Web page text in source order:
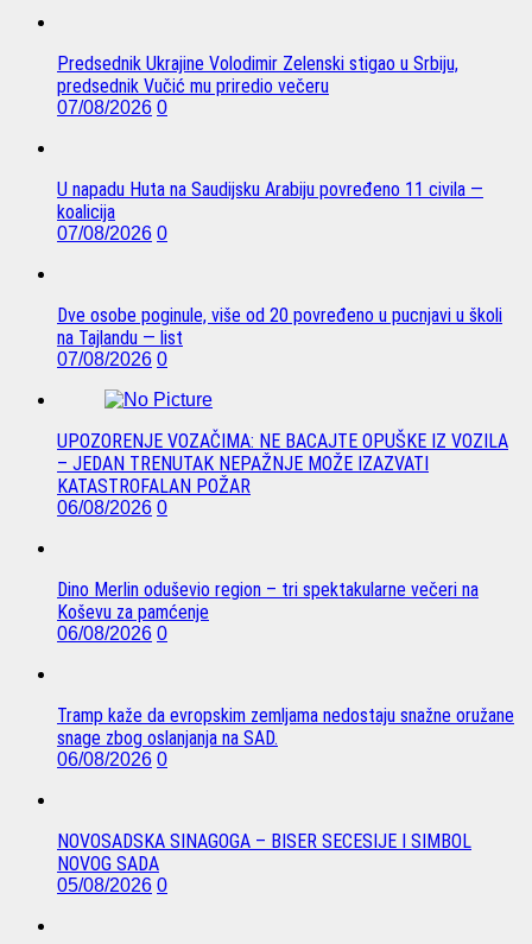
Predsednik Ukrajine Volodimir Zelenski stigao u Srbiju,
predsednik Vučić mu priredio večeru
07/08/2026 0
U napadu Huta na Saudijsku Arabiju povređeno 11 civila —
koalicija
07/08/2026 0
Dve osobe poginule, više od 20 povređeno u pucnjavi u školi
na Tajlandu — list
07/08/2026 0
UPOZORENJE VOZAČIMA: NE BACAJTE OPUŠKE IZ VOZILA
– JEDAN TRENUTAK NEPAŽNJE MOŽE IZAZVATI
KATASTROFALAN POŽAR
06/08/2026 0
Dino Merlin oduševio region – tri spektakularne večeri na
Koševu za pamćenje
06/08/2026 0
Tramp kaže da evropskim zemljama nedostaju snažne oružane
snage zbog oslanjanja na SAD.
06/08/2026 0
NOVOSADSKA SINAGOGA – BISER SECESIJE I SIMBOL
NOVOG SADA
05/08/2026 0